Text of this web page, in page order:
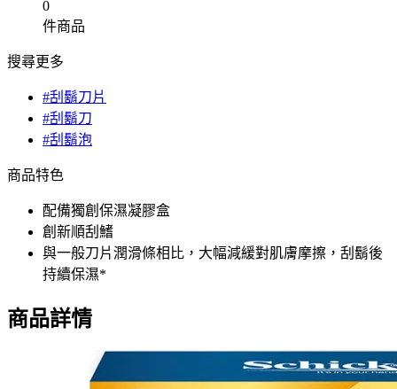
0
件商品
搜尋更多
#刮鬍刀片
#刮鬍刀
#刮鬍泡
商品特色
配備獨創保濕凝膠盒
創新順刮鰭
與一般刀片潤滑條相比，大幅減緩對肌膚摩擦，刮鬍後
持續保濕*
商品詳情